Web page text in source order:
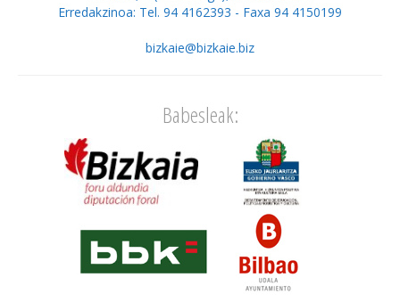
Erredakzinoa: Tel. 94 4162393 - Faxa 94 4150199
bizkaie@bizkaie.biz
Babesleak: